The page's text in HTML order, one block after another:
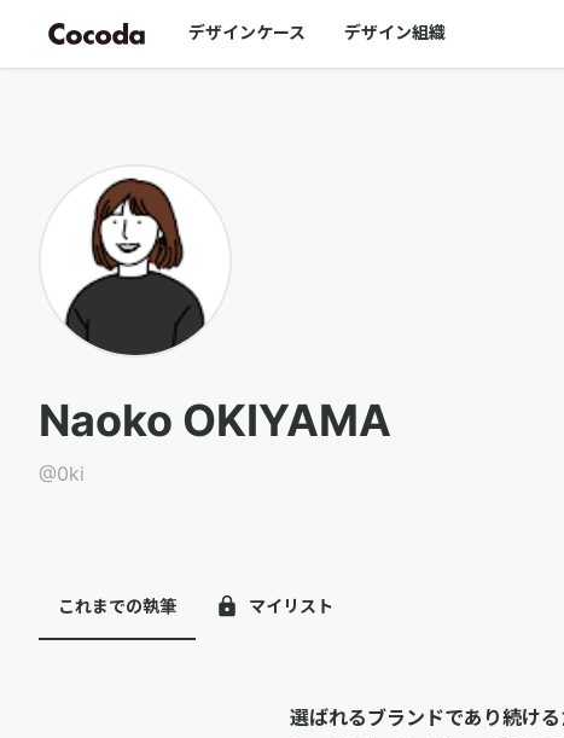
デザインケース デザイン組織
Naoko OKIYAMA
@0ki
マイリスト
これまでの執筆
選ばれるブランドであり続け